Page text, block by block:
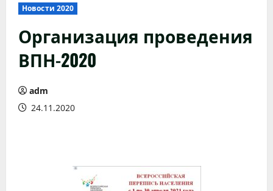
Новости 2020
Организация проведения
ВПН-2020
adm
24.11.2020